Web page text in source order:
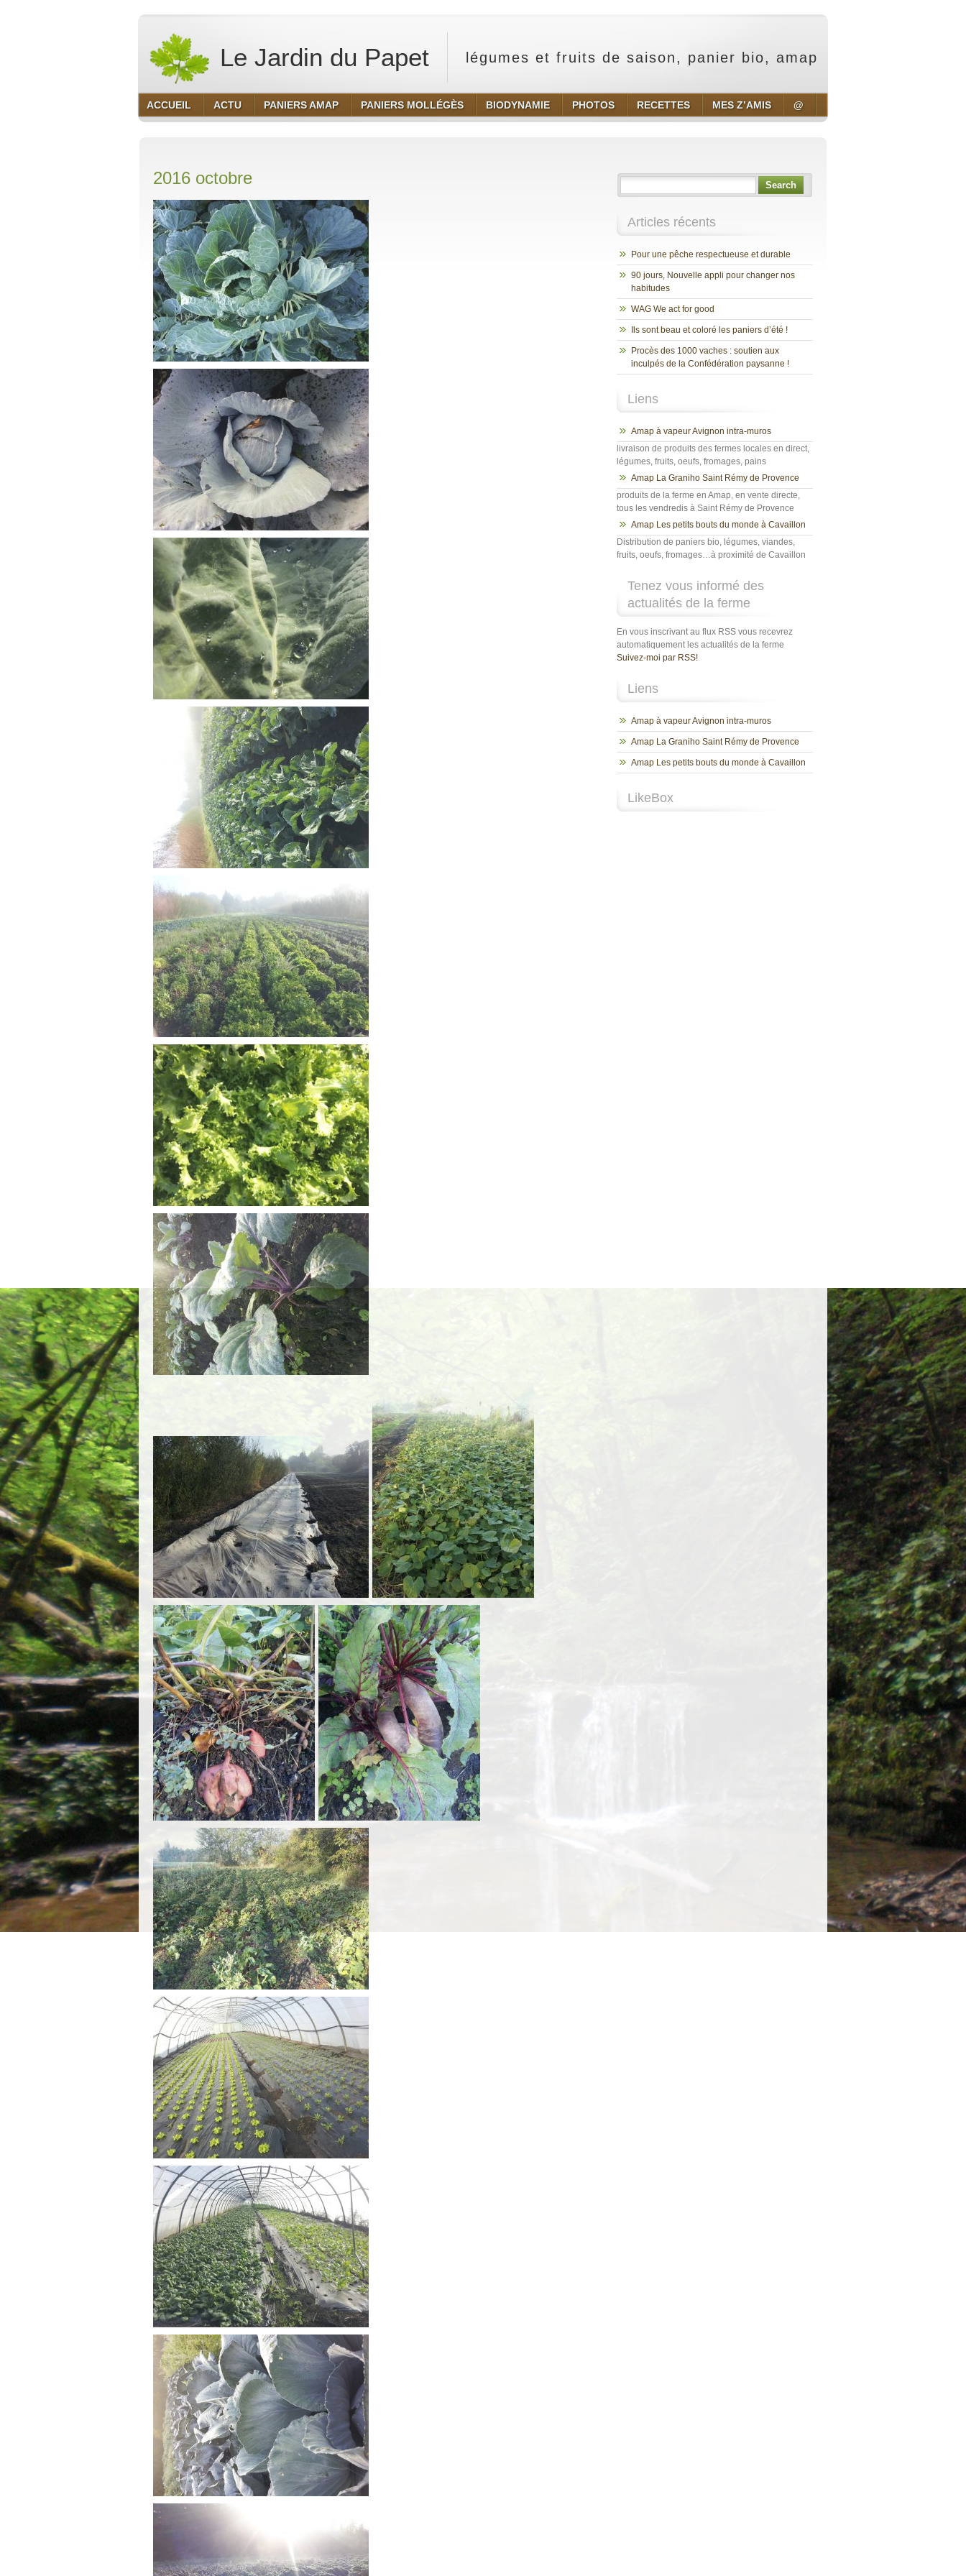
Le Jardin du Papet légumes et fruits de saison, panier bio, amap
ACCUEIL ACTU PANIERS AMAP PANIERS MOLLÉGÈS BIODYNAMIE PHOTOS RECETTES MES Z’AMIS @
2016 octobre Search
Articles récents
Pour une pêche respectueuse et durable
90 jours, Nouvelle appli pour changer nos
habitudes
WAG We act for good
Ils sont beau et coloré les paniers d’été !
Procès des 1000 vaches : soutien aux
inculpés de la Confédération paysanne !
Liens
Amap à vapeur Avignon intra-muros
livraison de produits des fermes locales en direct,
légumes, fruits, oeufs, fromages, pains
Amap La Graniho Saint Rémy de Provence
produits de la ferme en Amap, en vente directe,
tous les vendredis à Saint Rémy de Provence
Amap Les petits bouts du monde à Cavaillon
Distribution de paniers bio, légumes, viandes,
fruits, oeufs, fromages…à proximité de Cavaillon
Tenez vous informé des
actualités de la ferme
En vous inscrivant au flux RSS vous recevrez
automatiquement les actualités de la ferme
Suivez-moi par RSS!
Liens
Amap à vapeur Avignon intra-muros
Amap La Graniho Saint Rémy de Provence
Amap Les petits bouts du monde à Cavaillon
LikeBox